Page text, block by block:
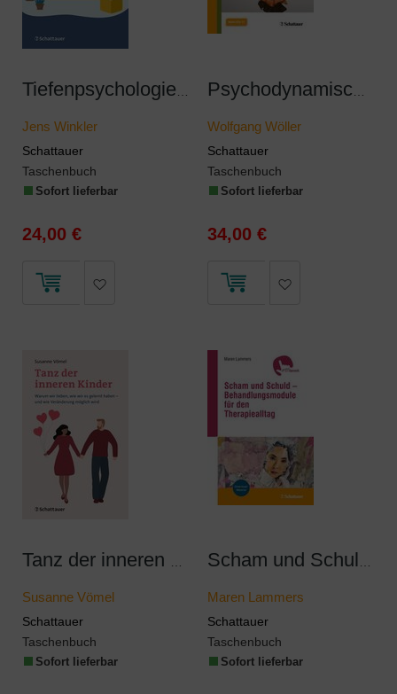
Jens Winkler
Schattauer
Taschenbuch
Sofort lieferbar
24,00 €
Wolfgang Wöller
Schattauer
Taschenbuch
Sofort lieferbar
34,00 €
Susanne Vömel
Schattauer
Taschenbuch
Sofort lieferbar
Maren Lammers
Schattauer
Taschenbuch
Sofort lieferbar